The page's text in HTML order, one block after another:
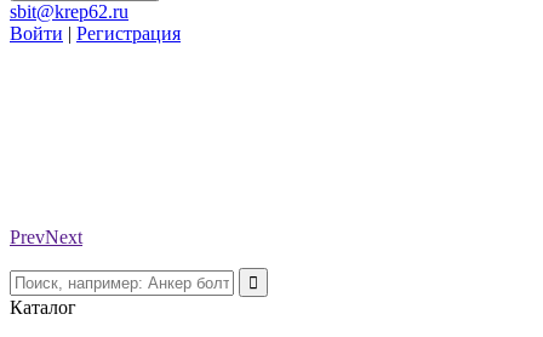
sbit@krep62.ru
Войти | Регистрация
PrevNext
Каталог